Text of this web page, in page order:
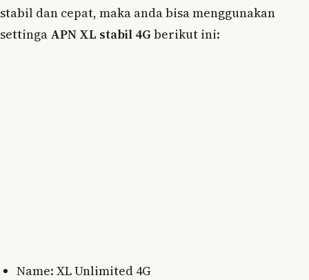
stabil dan cepat, maka anda bisa menggunakan
settinga APN XL stabil 4Gberikut ini:
Name: XL Unlimited 4G